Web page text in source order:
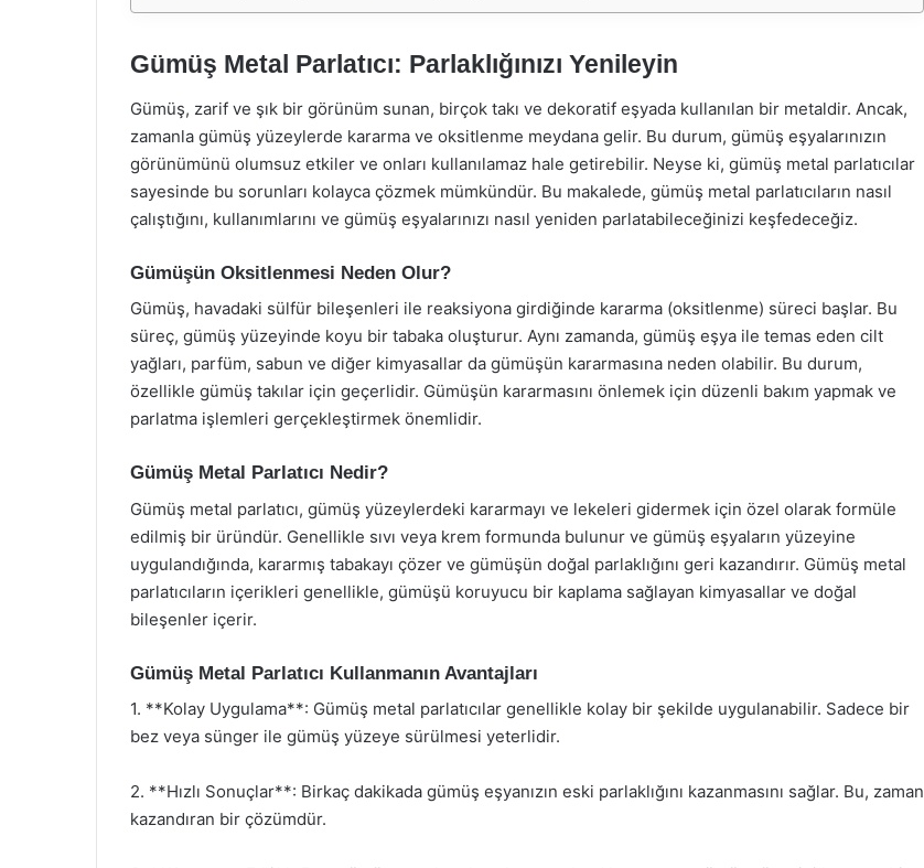
Gümüş Metal Parlatıcı: Parlaklığınızı Yenileyin
Gümüş, zarif ve şık bir görünüm sunan, birçok takı ve dekoratif eşyada kullanılan bir metaldir. Ancak,
zamanla gümüş yüzeylerde kararma ve oksitlenme meydana gelir. Bu durum, gümüş eşyalarınızın
görünümünü olumsuz etkiler ve onları kullanılamaz hale getirebilir. Neyse ki, gümüş metal parlatıcılar
sayesinde bu sorunları kolayca çözmek mümkündür. Bu makalede, gümüş metal parlatıcıların nasıl
çalıştığını, kullanımlarını ve gümüş eşyalarınızı nasıl yeniden parlatabileceğinizi keşfedeceğiz.
Gümüşün Oksitlenmesi Neden Olur?
Gümüş, havadaki sülfür bileşenleri ile reaksiyona girdiğinde kararma (oksitlenme) süreci başlar. Bu
süreç, gümüş yüzeyinde koyu bir tabaka oluşturur. Aynı zamanda, gümüş eşya ile temas eden cilt
yağları, parfüm, sabun ve diğer kimyasallar da gümüşün kararmasına neden olabilir. Bu durum,
özellikle gümüş takılar için geçerlidir. Gümüşün kararmasını önlemek için düzenli bakım yapmak ve
parlatma işlemleri gerçekleştirmek önemlidir.
Gümüş Metal Parlatıcı Nedir?
Gümüş metal parlatıcı, gümüş yüzeylerdeki kararmayı ve lekeleri gidermek için özel olarak formüle
edilmiş bir üründür. Genellikle sıvı veya krem formunda bulunur ve gümüş eşyaların yüzeyine
uygulandığında, kararmış tabakayı çözer ve gümüşün doğal parlaklığını geri kazandırır. Gümüş metal
parlatıcıların içerikleri genellikle, gümüşü koruyucu bir kaplama sağlayan kimyasallar ve doğal
bileşenler içerir.
Gümüş Metal Parlatıcı Kullanmanın Avantajları
1. **Kolay Uygulama**: Gümüş metal parlatıcılar genellikle kolay bir şekilde uygulanabilir. Sadece bir
bez veya sünger ile gümüş yüzeye sürülmesi yeterlidir.
2. **Hızlı Sonuçlar**: Birkaç dakikada gümüş eşyanızın eski parlaklığını kazanmasını sağlar. Bu, zaman
kazandıran bir çözümdür.